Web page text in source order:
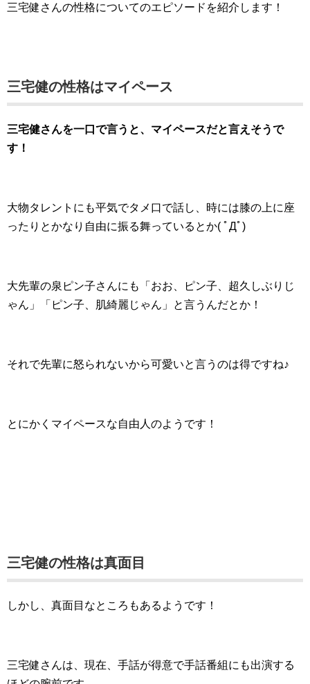
三宅健さんの性格についてのエピソードを紹介します！
三宅健の性格はマイペース
三宅健さんを一口で言うと、マイペースだと言えそうで
す！
大物タレントにも平気でタメ口で話し、時には膝の上に座
ったりとかなり自由に振る舞っているとか( ﾟДﾟ)
大先輩の泉ピン子さんにも「おお、ピン子、超久しぶりじ
ゃん」「ピン子、肌綺麗じゃん」と言うんだとか！
それで先輩に怒られないから可愛いと言うのは得ですね♪
とにかくマイペースな自由人のようです！
三宅健の性格は真面目
しかし、真面目なところもあるようです！
三宅健さんは、現在、手話が得意で手話番組にも出演する